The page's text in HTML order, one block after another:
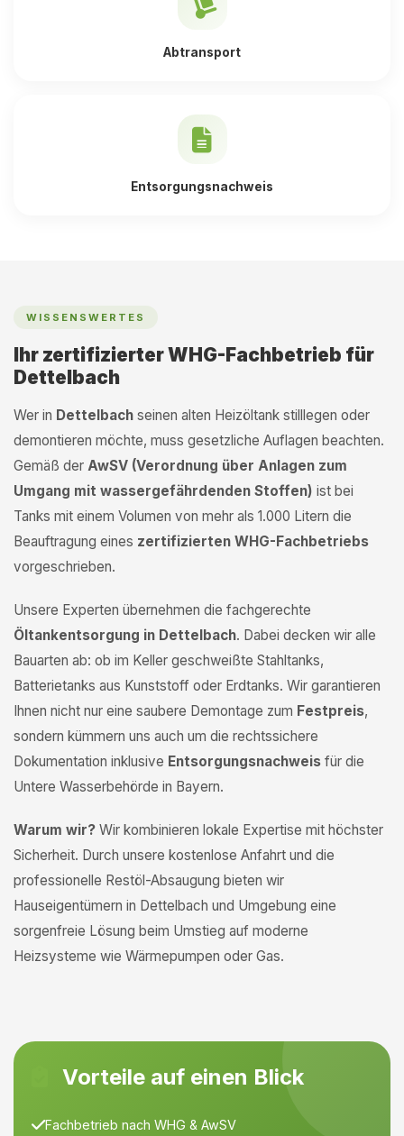
Abtransport
Entsorgungsnachweis
WISSENSWERTES
Ihr zertifizierter WHG-Fachbetrieb für
Dettelbach
Wer in Dettelbach seinen alten Heizöltank stilllegen oder
demontieren möchte, muss gesetzliche Auflagen beachten.
Gemäß der AwSV (Verordnung über Anlagen zum
Umgang mit wassergefährdenden Stoffen) ist bei
Tanks mit einem Volumen von mehr als 1.000 Litern die
Beauftragung eines zertifizierten WHG-Fachbetriebs
vorgeschrieben.
Unsere Experten übernehmen die fachgerechte
Öltankentsorgung in Dettelbach. Dabei decken wir alle
Bauarten ab: ob im Keller geschweißte Stahltanks,
Batterietanks aus Kunststoff oder Erdtanks. Wir garantieren
Ihnen nicht nur eine saubere Demontage zum Festpreis,
sondern kümmern uns auch um die rechtssichere
Dokumentation inklusive Entsorgungsnachweis für die
Untere Wasserbehörde in Bayern.
Warum wir? Wir kombinieren lokale Expertise mit höchster
Sicherheit. Durch unsere kostenlose Anfahrt und die
professionelle Restöl-Absaugung bieten wir
Hauseigentümern in Dettelbach und Umgebung eine
sorgenfreie Lösung beim Umstieg auf moderne
Heizsysteme wie Wärmepumpen oder Gas.
Vorteile auf einen Blick
Fachbetrieb nach WHG & AwSV